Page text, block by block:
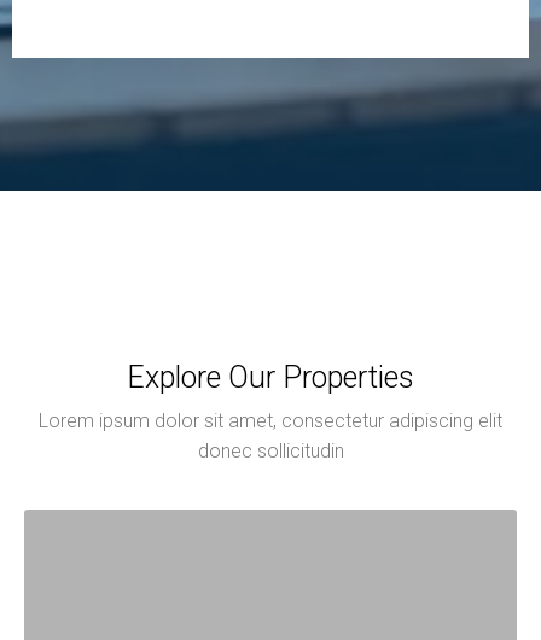
Explore Our Properties
Lorem ipsum dolor sit amet, consectetur adipiscing elit
donec sollicitudin